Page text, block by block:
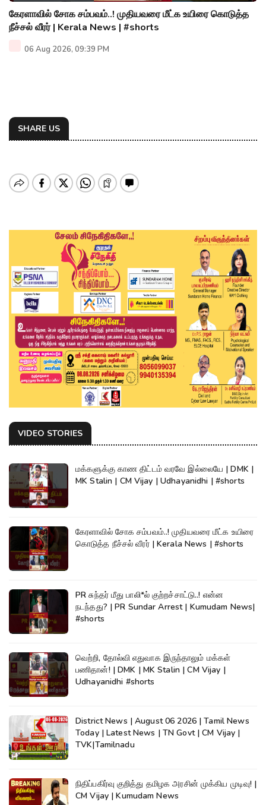
கேரளாவில் சோக சம்பவம்..! முதியவரை மீட்க உயிரை கொடுத்த
நீச்சல் வீரர் | Kerala News | #shorts
06 Aug 2026, 09:39 PM
SHARE US
VIDEO STORIES
மக்களுக்கு காண திட்டம் வரவே இல்லையே | DMK |
MK Stalin | CM Vijay | Udhayanidhi | #shorts
கேரளாவில் சோக சம்பவம்..! முதியவரை மீட்க உயிரை
கொடுத்த நீச்சல் வீரர் | Kerala News | #shorts
PR சுந்தர் மீது பாலி*ல் குற்றச்சாட்டு..! என்ன
நடந்தது? | PR Sundar Arrest | Kumudam News|
#shorts
வெற்றி, தோல்வி எதுவாக இருந்தாலும் மக்கள்
பணிதான்! | DMK | MK Stalin | CM Vijay |
Udhayanidhi #shorts
District News | August 06 2026 | Tamil News
Today | Latest News | TN Govt | CM Vijay |
TVK|Tamilnadu
நிதிப்பகிர்வு குறித்து தமிழக அரசின் முக்கிய முடிவு! |
CM Vijay | Kumudam News